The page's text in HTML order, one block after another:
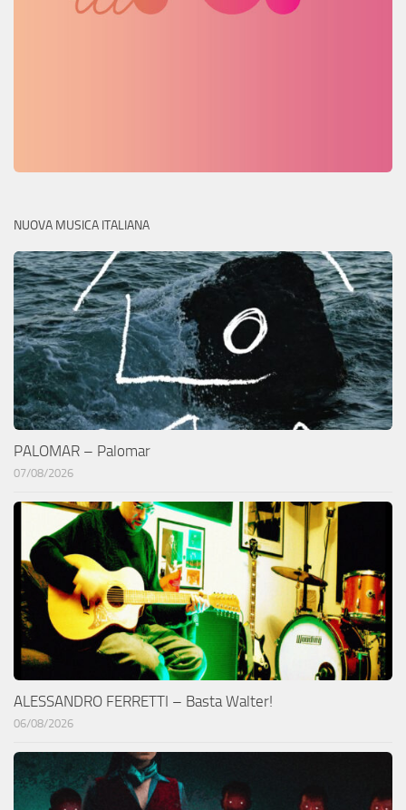
NUOVA MUSICA ITALIANA
PALOMAR – Palomar
07/08/2026
ALESSANDRO FERRETTI – Basta Walter!
06/08/2026